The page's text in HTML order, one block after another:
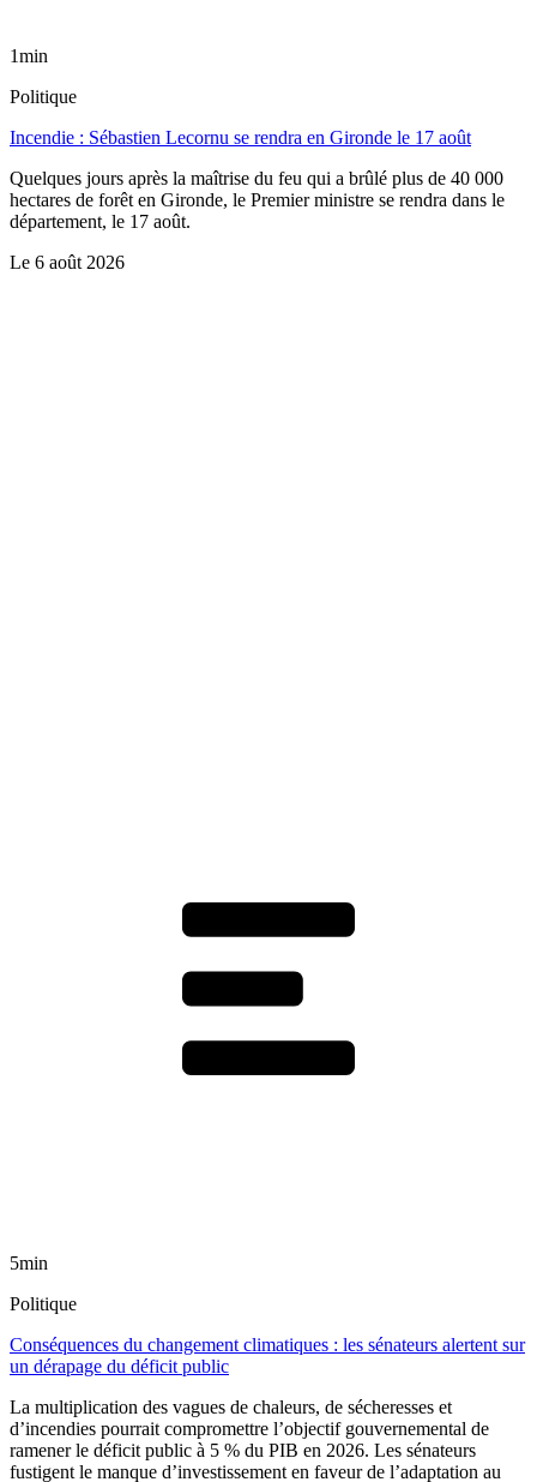
1min
Politique
Incendie : Sébastien Lecornu se rendra en Gironde le 17 août
Quelques jours après la maîtrise du feu qui a brûlé plus de 40 000
hectares de forêt en Gironde, le Premier ministre se rendra dans le
département, le 17 août.
Le 6 août 2026
5min
Politique
Conséquences du changement climatiques : les sénateurs alertent sur
un dérapage du déficit public
La multiplication des vagues de chaleurs, de sécheresses et
d’incendies pourrait compromettre l’objectif gouvernemental de
ramener le déficit public à 5 % du PIB en 2026. Les sénateurs
fustigent le manque d’investissement en faveur de l’adaptation au